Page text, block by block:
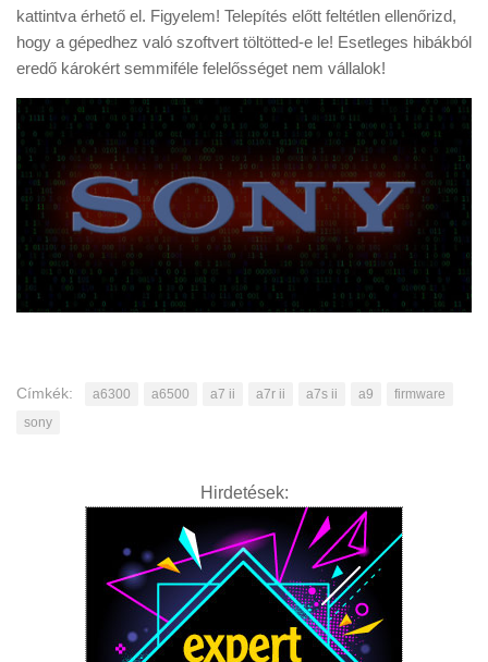
kattintva érhető el. Figyelem! Telepítés előtt feltétlen ellenőrizd,
hogy a gépedhez való szoftvert töltötted-e le! Esetleges hibákból
eredő károkért semmiféle felelősséget nem vállalok!
Címkék: a6300 a6500 a7 ii a7r ii a7s ii a9
firmware
sony
Hirdetések: